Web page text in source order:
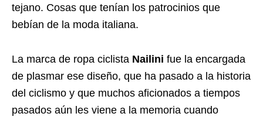
tejano. Cosas que tenían los patrocinios que
bebían de la moda italiana.
La marca de ropa ciclista Nailini fue la encargada
de plasmar ese diseño, que ha pasado a la historia
del ciclismo y que muchos aficionados a tiempos
pasados aún les viene a la memoria cuando